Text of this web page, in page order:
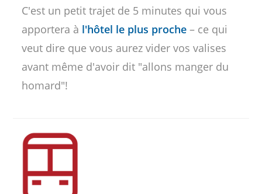
C'est un petit trajet de 5 minutes qui vous
apportera à l'hôtel le plus proche – ce qui
veut dire que vous aurez vider vos valises
avant même d'avoir dit "allons manger du
homard"!